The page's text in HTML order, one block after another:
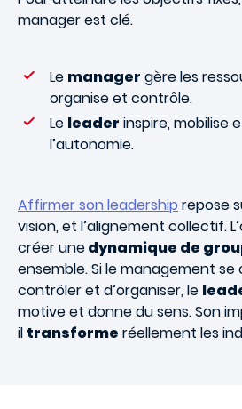
manager est clé.
Le manager gère les
organise et contrôle.
Le leader inspire, mobilise
l’autonomie.
Affirmer son leadership repose
vision, et l’alignement collectif.
créer unedynamique de
ensemble. Si le management
contrôler et d’organiser, le
motive et donne du sens. Son
il transforme réellement les